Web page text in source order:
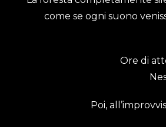
come se ogni suono
Ore di
Poi,